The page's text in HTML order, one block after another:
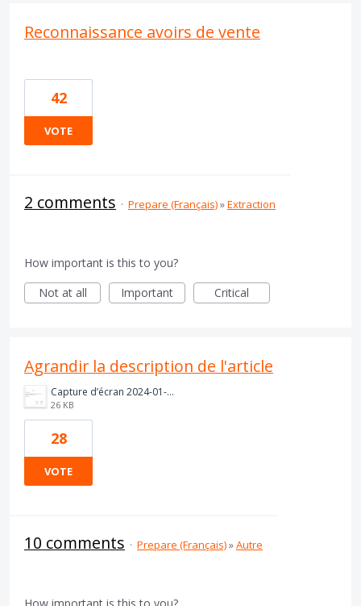
Reconnaissance avoirs de vente
42
VOTE
2 comments · Prepare (Français)»Extraction
How important is this to you?
Not at all
Important Critical
Agrandir la description de l'article
Capture d’écran 2024-01-22 180844.png
26 KB
28
VOTE
10 comments · Prepare (Français)»Autre